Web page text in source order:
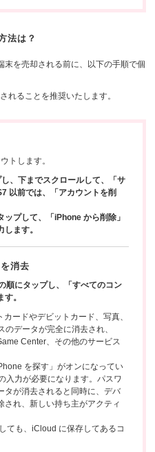
法は？
を売却される前に、以下の手順で個
れることを推奨いたします。
トします。
、下までスクロールして、「サ
以前では、「アカウントを削
プして、「iPhone から削除」
ます。
消去
順にタップし、「すべてのコン
。
ードやデビットカード、写真、
データが完全に消去され、
Center、その他のサービス
を探す」がオンになってい
入力が必要になります。パスワ
タが消去されると同時に、デバ
され、新しい持ち主がアクティ
ても、iCloud に保存してあるコ